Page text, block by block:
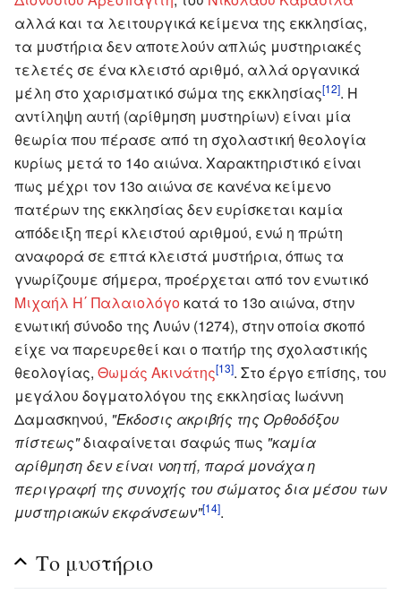
αλλά και τα λειτουργικά κείμενα της εκκλησίας,
τα μυστήρια δεν αποτελούν απλώς μυστηριακές
τελετές σε ένα κλειστό αριθμό, αλλά οργανικά
μέλη στο χαρισματικό σώμα της εκκλησίας[12]. Η
αντίληψη αυτή (αρίθμηση μυστηρίων) είναι μία
θεωρία που πέρασε από τη σχολαστική θεολογία
κυρίως μετά το 14ο αιώνα. Χαρακτηριστικό είναι
πως μέχρι τον 13ο αιώνα σε κανένα κείμενο
πατέρων της εκκλησίας δεν ευρίσκεται καμία
απόδειξη περί κλειστού αριθμού, ενώ η πρώτη
αναφορά σε επτά κλειστά μυστήρια, όπως τα
γνωρίζουμε σήμερα, προέρχεται από τον ενωτικό
Μιχαήλ Η΄ Παλαιολόγο κατά το 13ο αιώνα, στην
ενωτική σύνοδο της Λυών (1274), στην οποία σκοπό
είχε να παρευρεθεί και ο πατήρ της σχολαστικής
θεολογίας, Θωμάς Ακινάτης[13]. Στο έργο επίσης, του
μεγάλου δογματολόγου της εκκλησίας Ιωάννη
Δαμασκηνού, "Έκδοσις ακριβής της Ορθοδόξου
πίστεως"διαφαίνεται σαφώς πως "καμία
αρίθμηση δεν είναι νοητή, παρά μονάχα η
περιγραφή της συνοχής του σώματος δια μέσου των
μυστηριακών εκφάνσεων"[14].
Το μυστήριο